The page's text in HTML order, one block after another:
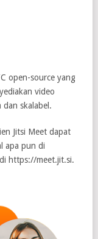
open-source yang
video
skalabel.
Jitsi Meet dapat
apa pun di
https://meet.jit.si.